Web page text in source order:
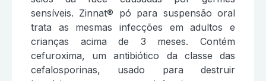
sensíveis. Zinnat® pó para suspensão oral
trata as mesmas infecções em adultos e
crianças acima de 3 meses. Contém
cefuroxima, um antibiótico da classe das
cefalosporinas, usado para destruir